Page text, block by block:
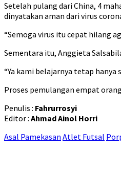
Setelah pulang dari China, 4
dinyatakan aman dari virus
“Semoga virus itu cepat hilang
Sementara itu, Anggieta
“Ya kami belajarnya tetap
Proses pemulangan empat
Penulis : Fahrurrosyi
Editor : Ahmad Ainol Horri
Asal Pamekasan Atlet Futsal